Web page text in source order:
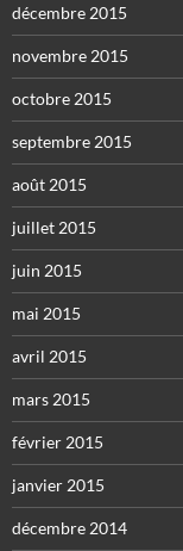
décembre 2015
novembre 2015
octobre 2015
septembre 2015
août 2015
juillet 2015
juin 2015
mai 2015
avril 2015
mars 2015
février 2015
janvier 2015
décembre 2014